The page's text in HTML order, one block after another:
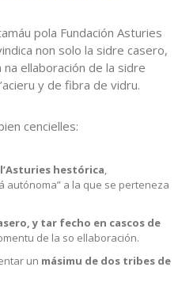
pola Fundación Asturies
non solo la sidre casero,
ellaboración de la sidre
y de fibra de vidru.
cencielles:
hestórica,
autónoma” a la que se perteneza
y tar fecho en cascos de
de la so ellaboración.
un másimu de dos tribes de